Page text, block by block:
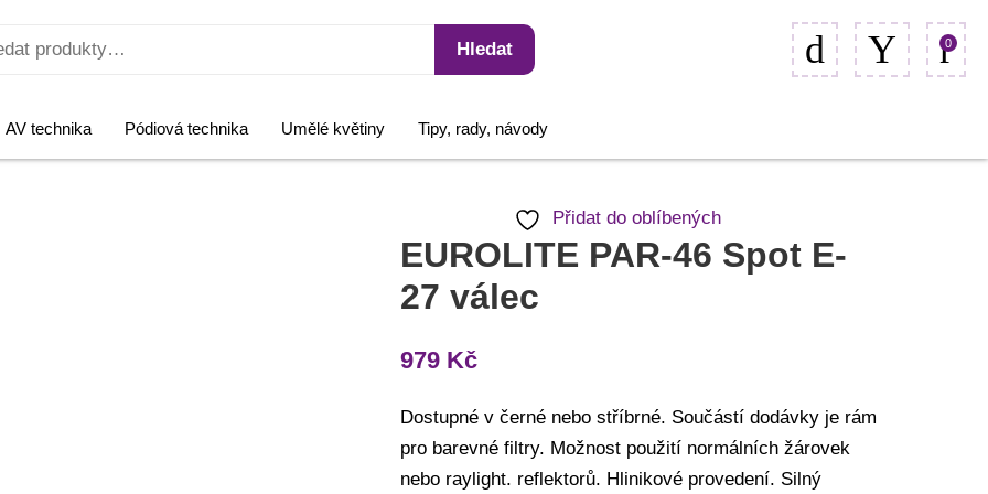
Hledat 0
AV technika Pódiová technika Umělé květiny Tipy, rady, návody
Přidat do oblíbených
EUROLITE PAR-46 Spot E-
27 válec
979 Kč
Dostupné v černé nebo stříbrné. Součástí dodávky je rám
pro barevné filtry. Možnost použití normálních žárovek
nebo raylight. reflektorů. Hlinikové provedení. Silný